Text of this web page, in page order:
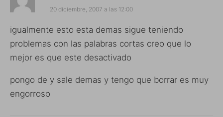
20 diciembre, 2007 a las 12:00
igualmente esto esta demas sigue teniendo
problemas con las palabras cortas creo que lo
mejor es que este desactivado
pongo de y sale demas y tengo que borrar es muy
engorroso